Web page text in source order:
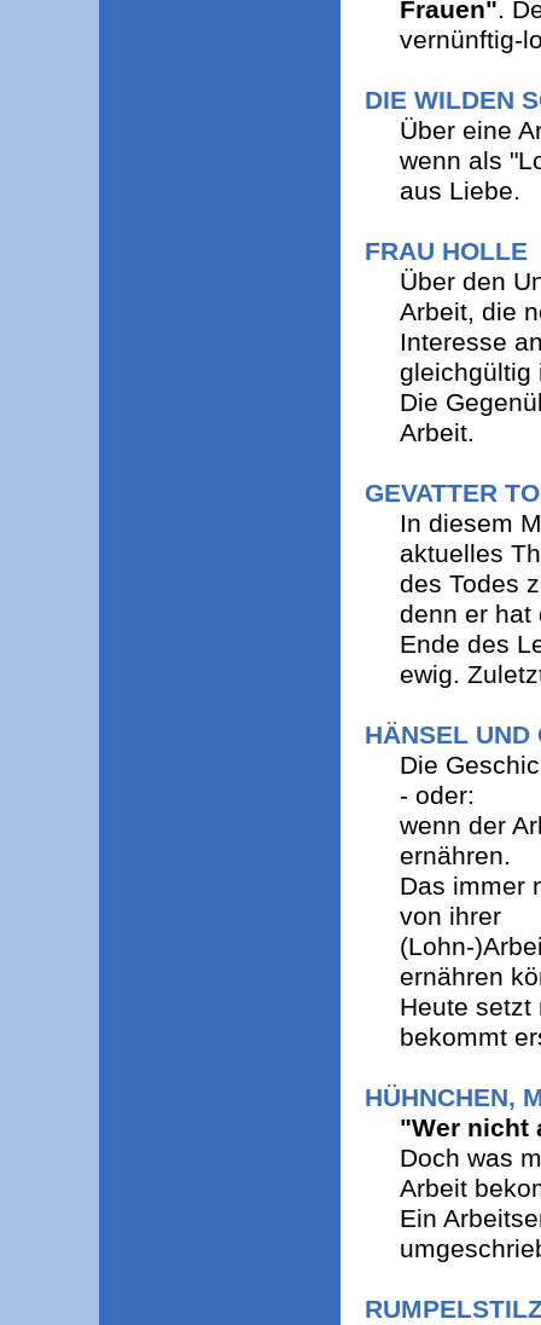
Frauen" .
vernünftig-
DIE WILDEN
Über eine
wenn als
aus Liebe.
FRAU HOLLE
Über den
Arbeit, die
Interesse
gleichgültig
Die
Arbeit.
GEVATTER
In diesem
aktuelles
des Todes
denn er hat
Ende des
ewig.
HÄNSEL UND
Die
- oder:
wenn der
ernähren.
Das immer
von ihrer
(Lohn-
ernähren
Heute setzt
bekommt
HÜHNCHEN,
"Wer nicht
Doch was
Arbeit
Ein